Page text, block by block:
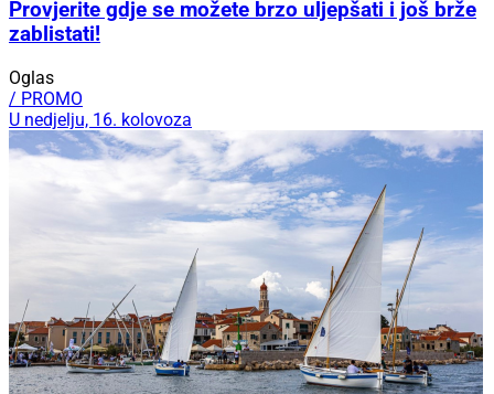
Provjerite gdje se možete brzo uljepšati i još brže
zablistati!
Oglas
/ PROMO
U nedjelju, 16. kolovoza